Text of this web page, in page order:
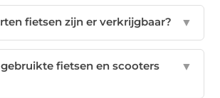
fietsen zijn er verkrijgbaar? ▼
fietsen en scooters
▼